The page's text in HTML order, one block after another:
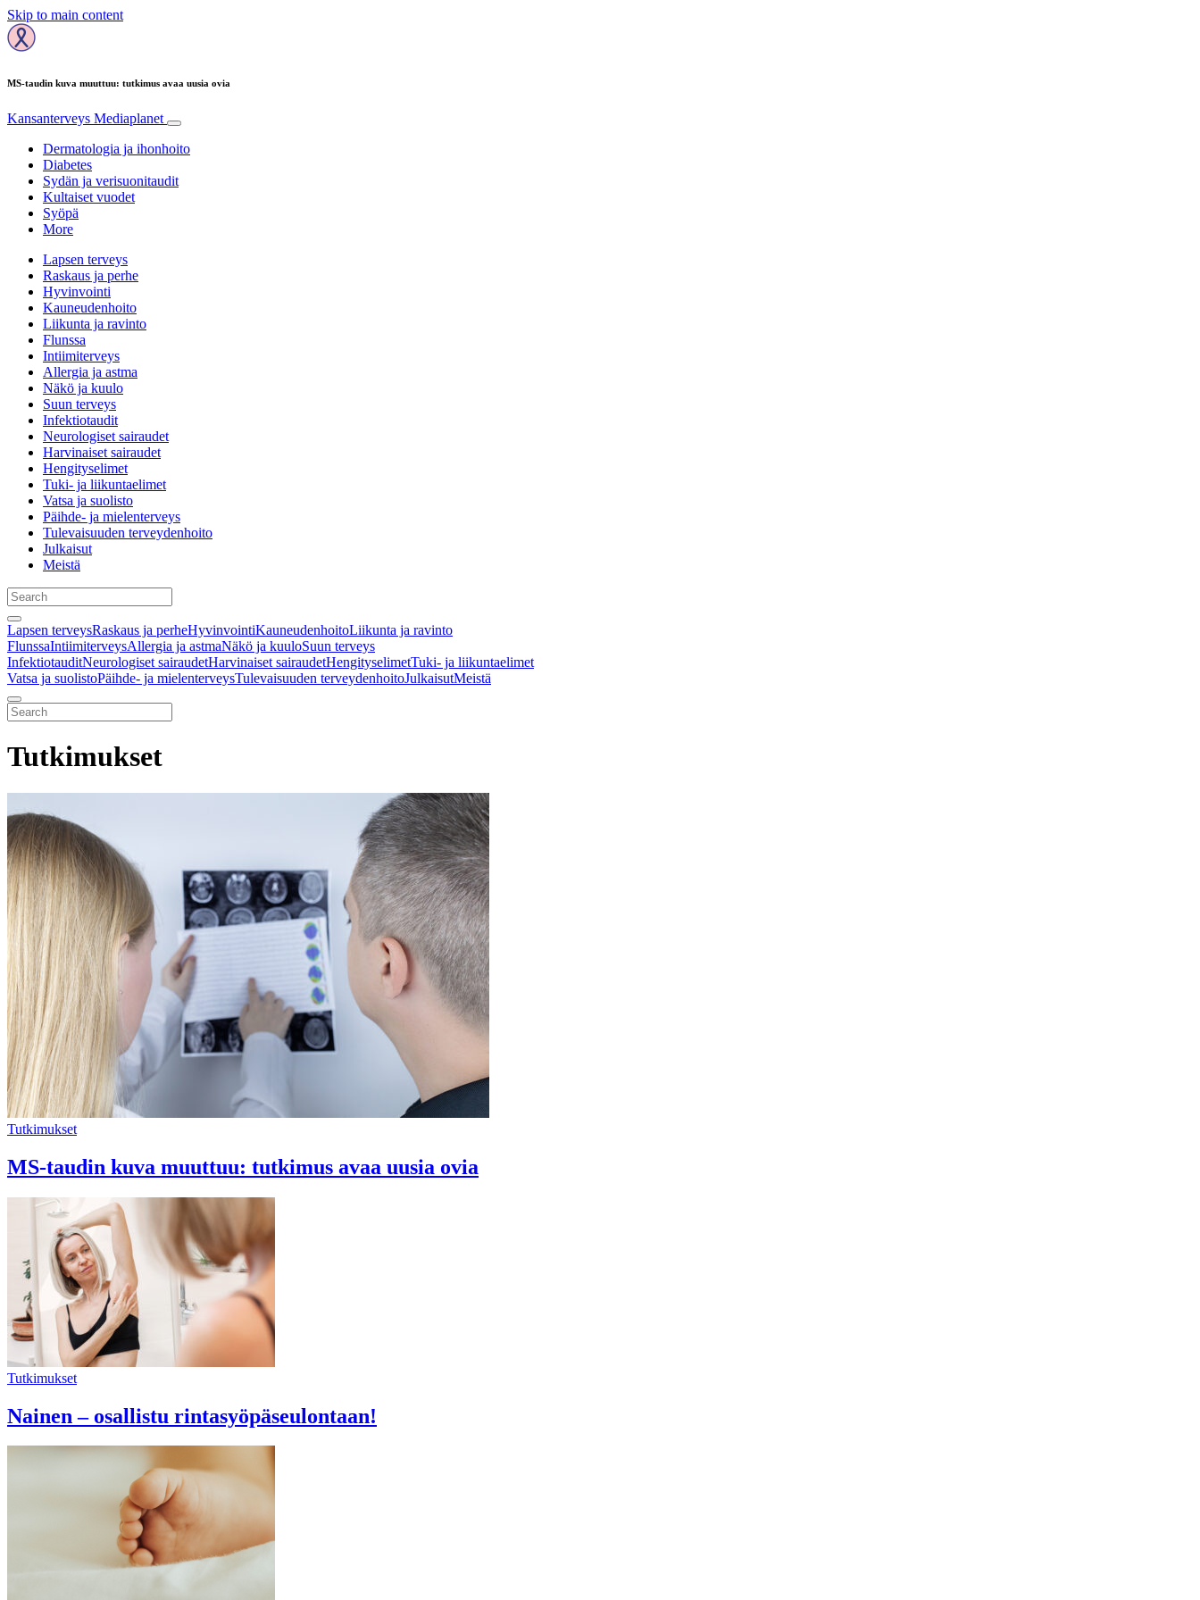
Skip to main content
MS-taudin kuva muuttuu: tutkimus avaa uusia ovia
Kansanterveys Mediaplanet
Dermatologia ja ihonhoito
Diabetes
Sydän ja verisuonitaudit
Kultaiset vuodet
Syöpä
More
Lapsen terveys
Raskaus ja perhe
Hyvinvointi
Kauneudenhoito
Liikunta ja ravinto
Flunssa
Intiimiterveys
Allergia ja astma
Näkö ja kuulo
Suun terveys
Infektiotaudit
Neurologiset sairaudet
Harvinaiset sairaudet
Hengityselimet
Tuki- ja liikuntaelimet
Vatsa ja suolisto
Päihde- ja mielenterveys
Tulevaisuuden terveydenhoito
Julkaisut
Meistä
Lapsen terveysRaskaus ja perheHyvinvointiKauneudenhoitoLiikunta ja ravinto
FlunssaIntiimiterveysAllergia ja astmaNäkö ja kuuloSuun terveys
InfektiotauditNeurologiset sairaudetHarvinaiset sairaudetHengityselimetTuki- ja liikuntaelimet
Vatsa ja suolistoPäihde- ja mielenterveysTulevaisuuden terveydenhoitoJulkaisutMeistä
Tutkimukset
Tutkimukset
MS-taudin kuva muuttuu: tutkimus avaa uusia ovia
Tutkimukset
Nainen – osallistu rintasyöpäseulontaan!